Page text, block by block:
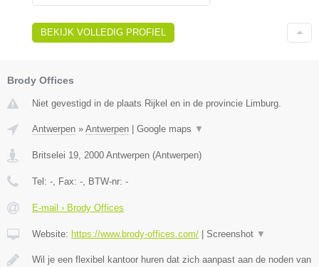
BEKIJK VOLLEDIG PROFIEL
Brody Offices
Niet gevestigd in de plaats Rijkel en in de provincie Limburg.
Antwerpen » Antwerpen Google maps ▼
Britselei 19, 2000 Antwerpen (Antwerpen)
Tel: -, Fax: -, BTW-nr: -
E-mail › Brody Offices
Website: https://www.brody-offices.com/ Screenshot ▼
Wil je een flexibel kantoor huren dat zich aanpast aan de noden van